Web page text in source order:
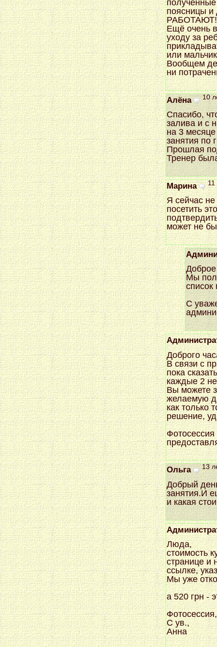
поясницы
Ещё очень
уходу за
или
Вообщем
ни
Алёна 10
Спасибо,
залива и с
на 3
занятия по
Прошлая
Тренер
Марина 11
Я сейчас не
посетить
может не
Мы
список
С
Доброго
В связи с
пока
каждые 2
Вы можете
желаемую
как только
решение,
Ольга 13
Добрый
занятия.И
и какая
Люда,
стоимость
странице и
ссылке,
Мы уже
а 520 грн -
С ув.,
Анна